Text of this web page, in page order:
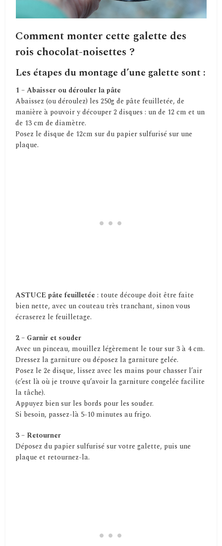
Comment monter cette galette des
rois chocolat-noisettes ?
Les étapes du montage d’une galette sont :
1 – Abaisser ou dérouler la pâte
Abaissez (ou déroulez) les 250g de pâte feuilletée, de
manière à pouvoir y découper 2 disques : un de 12 cm et un
de 13 cm de diamètre.
Posez le disque de 12cm sur du papier sulfurisé sur une
plaque.
ASTUCE pâte feuilletée: toute découpe doit être faite
bien nette, avec un couteau très tranchant, sinon vous
écraserez le feuilletage.
2 – Garnir et souder
Avec un pinceau, mouillez légèrement le tour sur 3 à 4 cm.
Dressez la garniture ou déposez la garniture gelée.
Posez le 2e disque, lissez avec les mains pour chasser l’air
(c’est là où je trouve qu’avoir la garniture congelée facilite
la tâche).
Appuyez bien sur les bords pour les souder.
Si besoin, passez-là 5-10 minutes au frigo.
3 – Retourner
Déposez du papier sulfurisé sur votre galette, puis une
plaque et retournez-la.